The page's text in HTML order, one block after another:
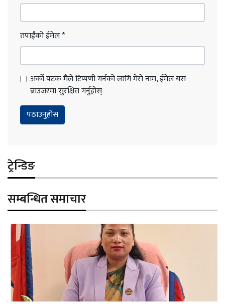
तपाईंको ईमेल*
अर्को पटक मैले टिप्पणी गर्नको लागि मेरो नाम, ईमेल यस
ब्राउजरमा सुरक्षित गर्नुहोस्
ट्रेन्डिङ
सम्बन्धित समाचार